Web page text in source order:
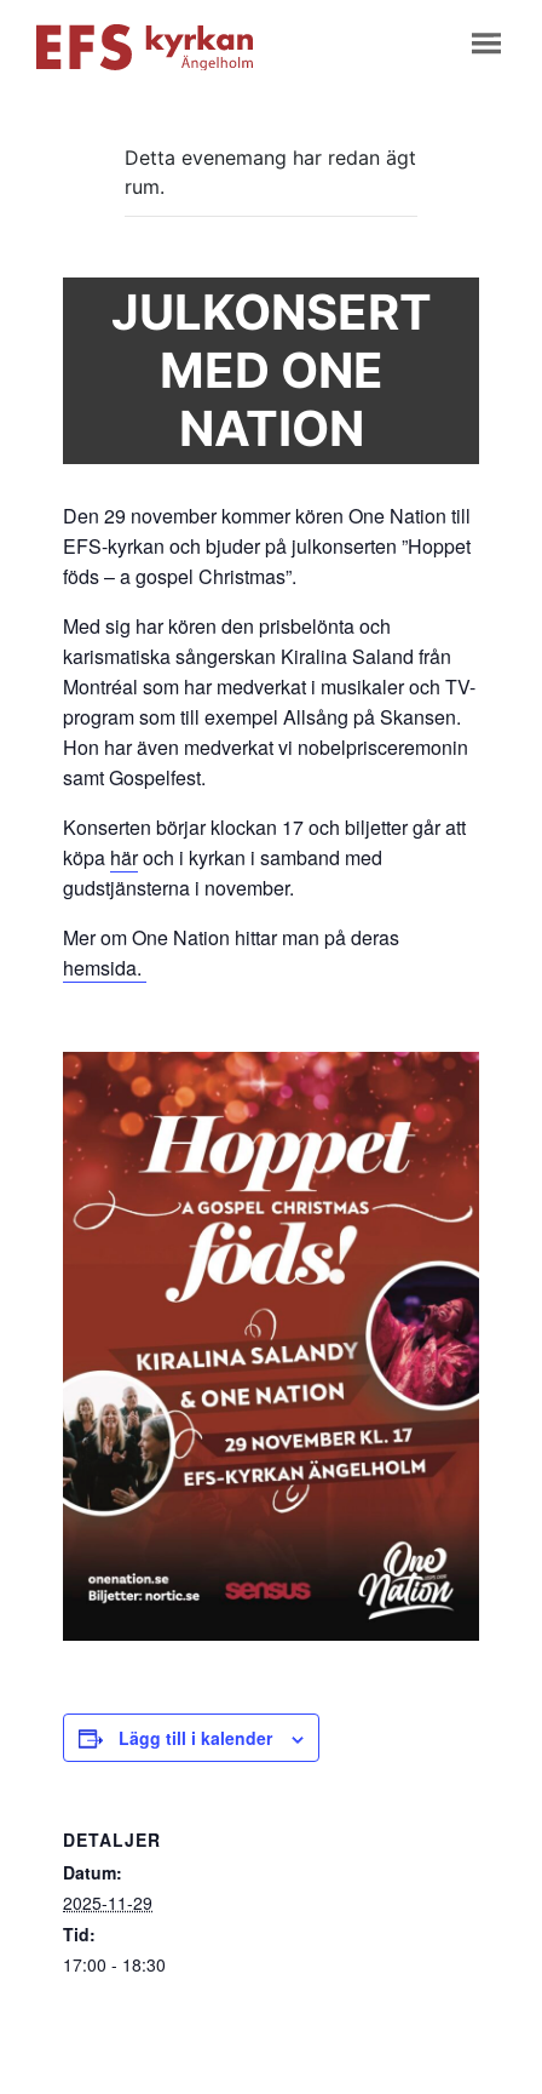
Detta evenemang har redan ägt
rum.
JULKONSERT
MED ONE
NATION
Den 29 november kommer kören One Nation till
EFS-kyrkan och bjuder på julkonserten ”Hoppet
föds – a gospel Christmas”.
Med sig har kören den prisbelönta och
karismatiska sångerskan Kiralina Saland från
Montréal som har medverkat i musikaler och TV-
program som till exempel Allsång på Skansen.
Hon har även medverkat vi nobelprisceremonin
samt Gospelfest.
Konserten börjar klockan 17 och biljetter går att
köpa häroch i kyrkan i samband med
gudstjänsterna i november.
Mer om One Nation hittar man på deras
hemsida.
Lägg till i kalender
DETALJER
Datum:
2025-11-29
Tid:
17:00 - 18:30